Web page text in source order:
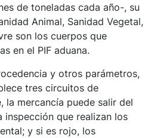
de toneladas cada año-, su
Animal, Sanidad Vegetal,
son los cuerpos que
en el PIF aduana.
y otros parámetros,
tres circuitos de
la mercancía puede salir del
inspección que realizan los
y si es rojo, los